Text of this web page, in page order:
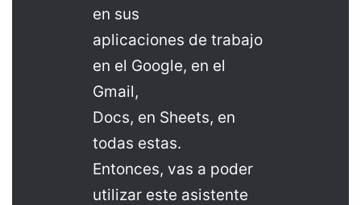
en sus
aplicaciones de trabajo
en el Google, en el
Gmail,
Docs, en Sheets, en
todas estas.
Entonces, vas a poder
utilizar este asistente